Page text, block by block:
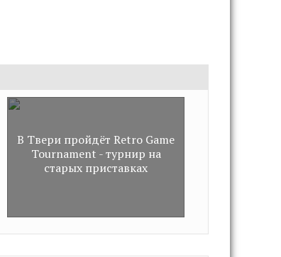
В Твери пройдёт Retro Game
Tournament - турнир на
старых приставках